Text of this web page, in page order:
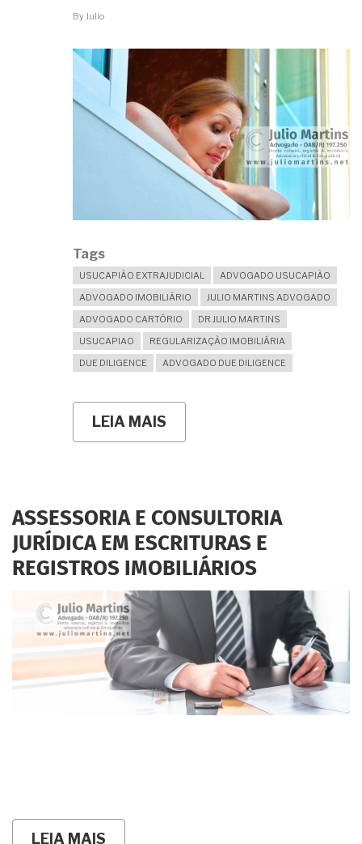
By Julio
Tags
USUCAPIÃO EXTRAJUDICIAL
ADVOGADO USUCAPIÃO
ADVOGADO IMOBILIÁRIO
JULIO MARTINS ADVOGADO
ADVOGADO CARTÓRIO
DR JULIO MARTINS
USUCAPIAO
REGULARIZAÇÃO IMOBILIÁRIA
DUE DILIGENCE
ADVOGADO DUE DILIGENCE
LEIA MAIS
NO
APARTAMENTO
VAZIO,
O
DONO
NUNCA
CABE
USUCAPIÃO?
ASSESSORIA E CONSULTORIA
JURÍDICA EM ESCRITURAS E
REGISTROS IMOBILIÁRIOS
LEIA MAIS